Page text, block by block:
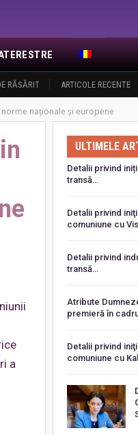
RĂSĂRIT ARTICOLE RECENTE
naţionale şi europene
a
ULTIMELE
Detalii privind
transă…
Detalii privind
comuniune cu
Detalii privind
transă…
Atribute
premieră în
Detalii privind
comuniune cu